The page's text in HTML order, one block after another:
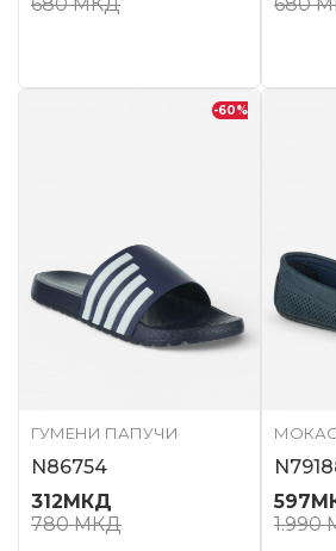
-60%
ГУМЕНИ ПАПУЧИ
N86754
312МКД
780МКД
597
1.990